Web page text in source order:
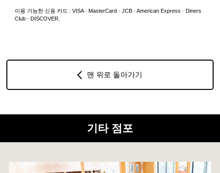
이용 가능한 신용 카드 : VISA · MasterCard · JCB · American Express · Diners
Club · DISCOVER.
맨 위로 돌아가기
기타 점포